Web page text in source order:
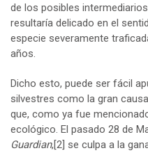
de los posibles
resultaría delicado en el
especie severamente
años.
Dicho esto, puede ser fácil
silvestres como la gran
que, como ya fue
ecológico. El pasado 28 de
Guardian, [2] se culpa a la